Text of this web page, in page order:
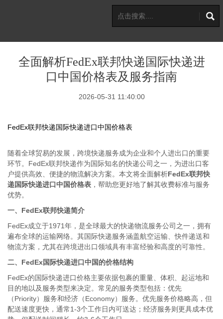
全面解析FedEx联邦快递国际快递进
口中国价格表及服务指南
2026-05-31 11:40:00
FedEx联邦快递国际快递进口中国价格表
随着全球贸易的发展，跨境快递服务成为企业和个人进出口的重要
环节。FedEx联邦快递作为国际知名的快递公司之一，为进出口客
户提供高效、便捷的物流解决方案。本文将全面解析FedEx联邦快
递国际快递进口中国价格表 ，帮助您更好地了解其收费标准与服务
优势。
一、FedEx联邦快递简介
FedEx成立于1971年，是全球最大的快递物流服务公司之一，拥有
遍布全球的运输网络。其国际快递服务涵盖航空运输、快件递送和
物流方案，尤其在跨境进出口领域具有丰富经验和高度的可靠性。
二、FedEx国际快递进口中国的价格结构
FedEx的国际快递进口价格主要依据包裹的重量、体积、起运地和
目的地以及服务类型来决定。常见的服务类型包括：优先
（Priority）服务和经济（Economy）服务。优先服务价格略高，但
配送速度更快，通常1-3个工作日内可送达；经济服务则更具成本优